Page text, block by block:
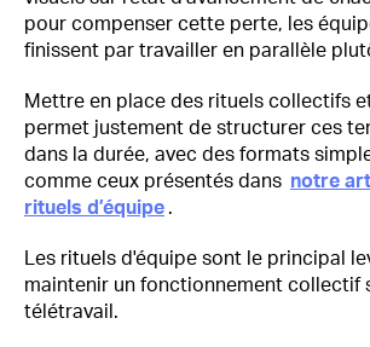
pour compenser cette perte, les
finissent par travailler en parallèle
Mettre en place des rituels collectifs
permet justement de structurer ces
dans la durée, avec des formats
comme ceux présentés dans notre
rituels d’équipe .
Les rituels d'équipe sont le principal
maintenir un fonctionnement collectif
télétravail.